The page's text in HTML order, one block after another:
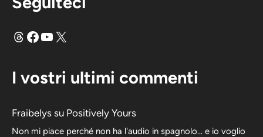
FiliFacebook
YouTube
X
I vostri ultimi commenti
Fraibelys su Positively Yours
Non mi piace perché non ha l'audio in spagnolo... e io voglio